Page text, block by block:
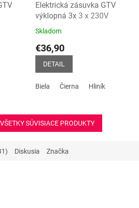
Elektrická zásuvka GTV
výklopná 3x 3 x 230V
Priemerné
produktu
5
Skladom
€36,90
DETAIL
Biela Čierna Hliník
SÚVISIACE PRODUKTY
Diskusia Značka